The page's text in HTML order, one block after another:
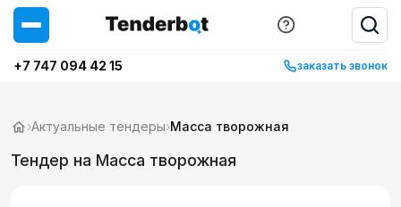
+7 747 094 42 15 заказать звонок
›Актуальные тендеры›Масса творожная
Тендер на Масса творожная